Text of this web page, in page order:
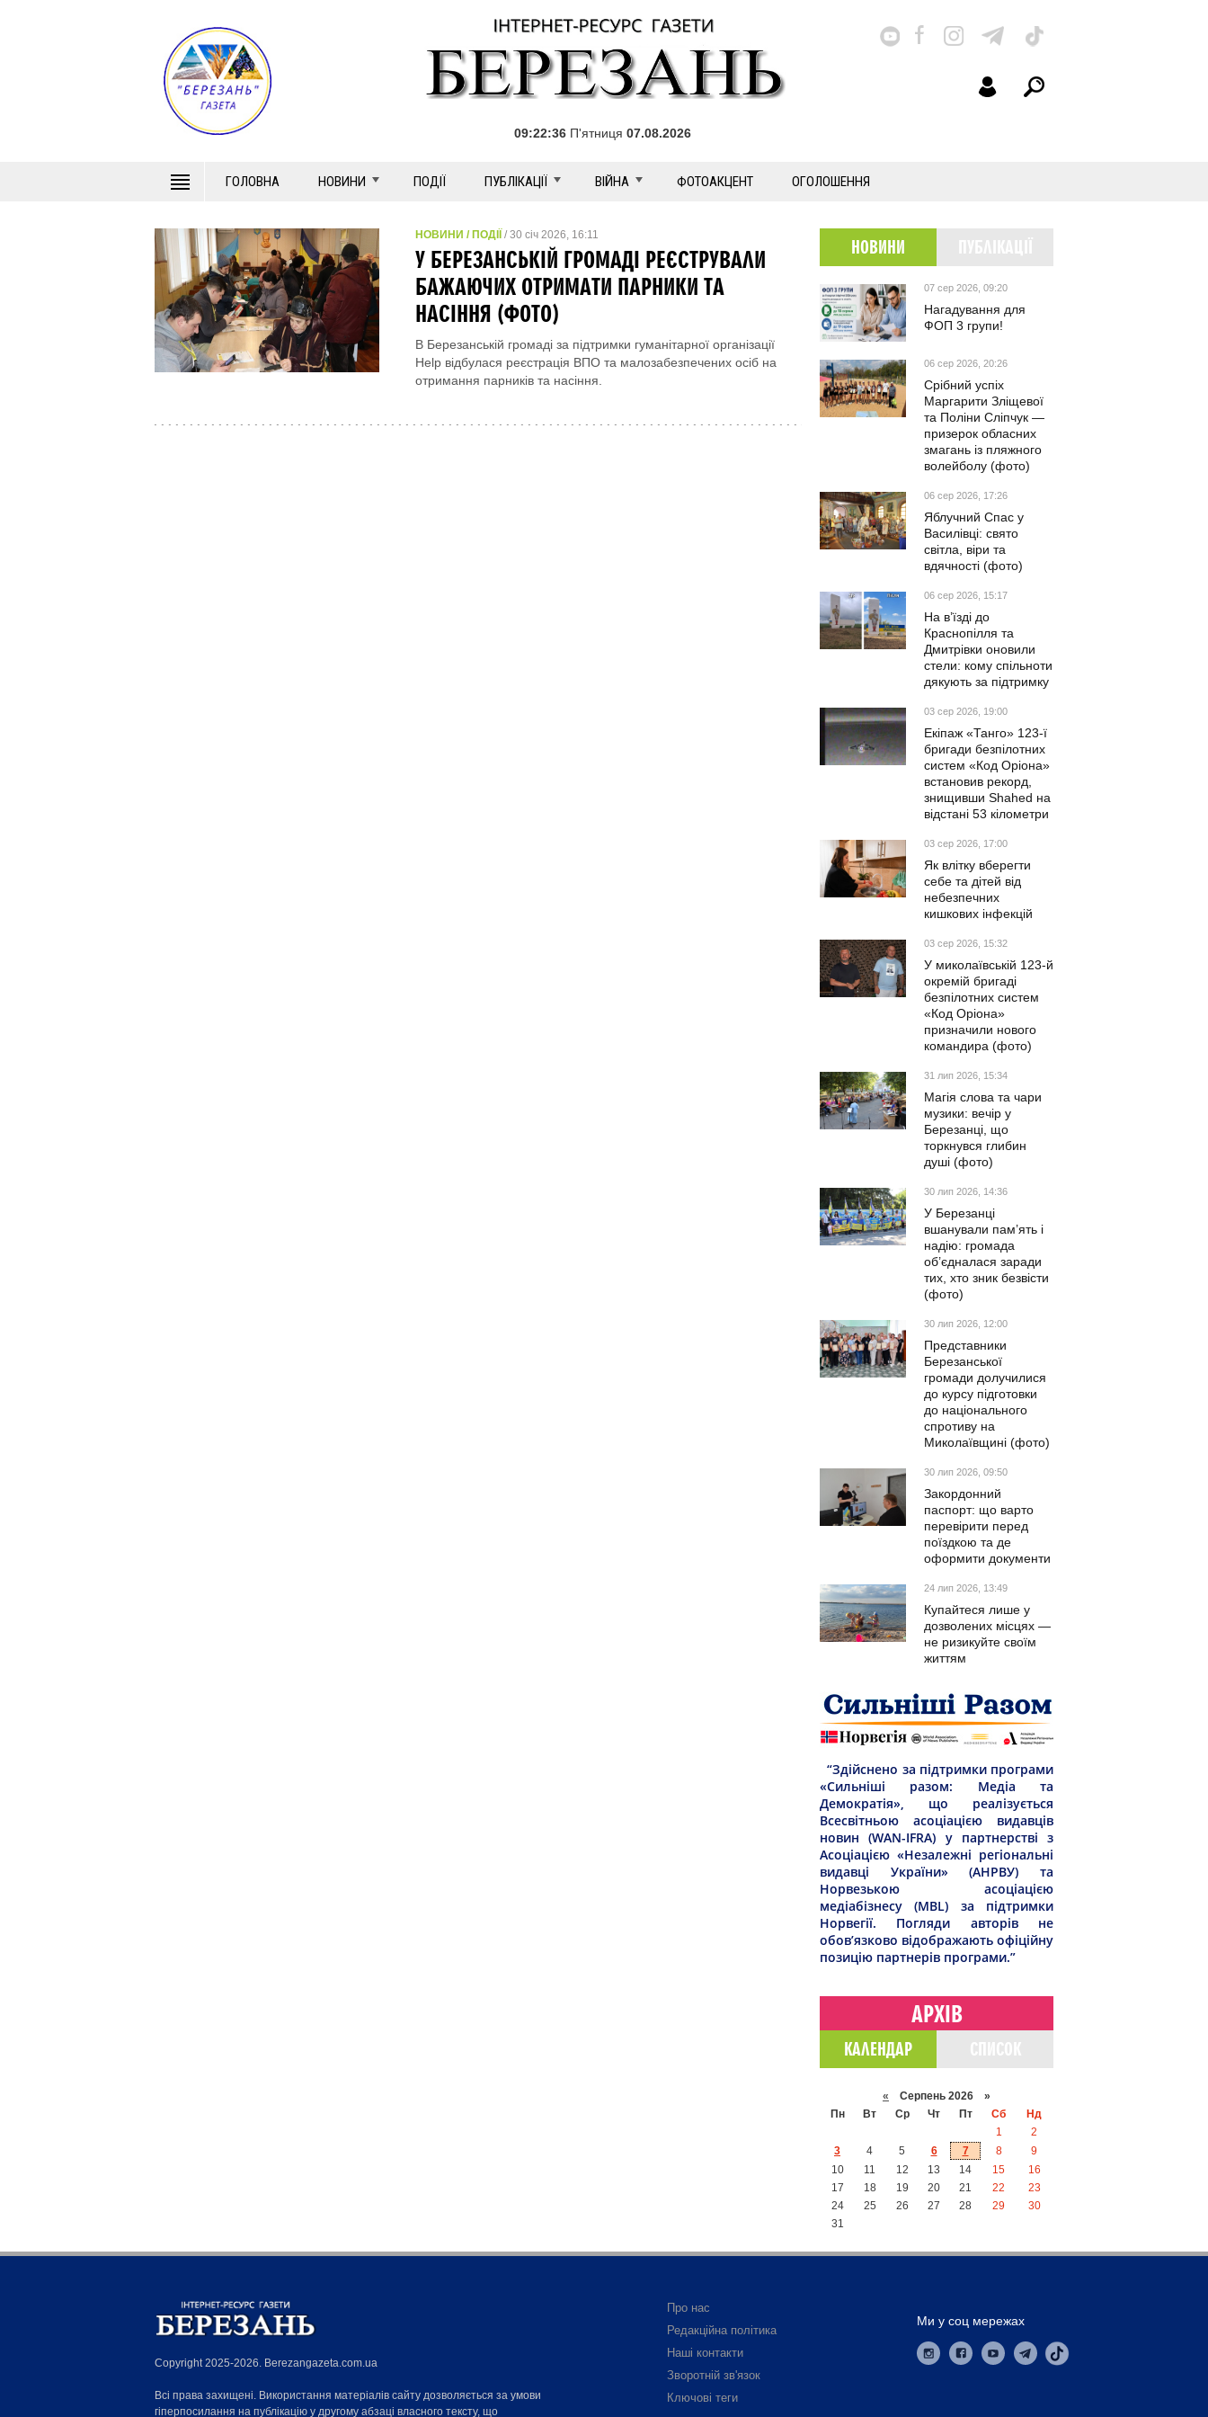
09:22:36 П'ятниця 07.08.2026
ГОЛОВНА НОВИНИ ПОДІЇ ПУБЛІКАЦІЇ ВІЙНА ФОТОАКЦЕНТ ОГОЛОШЕННЯ
НОВИНИ / ПОДІЇ / 30 січ 2026, 16:11
У БЕРЕЗАНСЬКІЙ ГРОМАДІ РЕЄСТРУВАЛИ
БАЖАЮЧИХ ОТРИМАТИ ПАРНИКИ ТА
НАСІННЯ (ФОТО)
В Березанській громаді за підтримки гуманітарної організації
Help відбулася реєстрація ВПО та малозабезпечених осіб на
отримання парників та насіння.
НОВИНИ
07 сер 2026, 09:20
Нагадування для
ФОП 3 групи!
06 сер 2026, 20:26
Срібний успіх
Маргарити Зліщевої
та Поліни Сліпчук —
призерок обласних
змагань із пляжного
волейболу (фото)
06 сер 2026, 17:26
Яблучний Спас у
Василівці: свято
світла, віри та
вдячності (фото)
06 сер 2026, 15:17
На в’їзді до
Краснопілля та
Дмитрівки оновили
стели: кому спільноти
дякують за підтримку
03 сер 2026, 19:00
Екіпаж «Танго» 123-ї
бригади безпілотних
систем «Код Оріона»
встановив рекорд,
знищивши Shahed на
відстані 53 кілометри
03 сер 2026, 17:00
Як влітку вберегти
себе та дітей від
небезпечних
кишкових інфекцій
03 сер 2026, 15:32
У миколаївській 123-й
окремій бригаді
безпілотних систем
«Код Оріона»
призначили нового
командира (фото)
31 лип 2026, 15:34
Магія слова та чари
музики: вечір у
Березанці, що
торкнувся глибин
душі (фото)
30 лип 2026, 14:36
У Березанці
вшанували пам’ять і
надію: громада
об’єдналася заради
тих, хто зник безвісти
(фото)
30 лип 2026, 12:00
Представники
Березанської
громади долучилися
до курсу підготовки
до національного
спротиву на
Миколаївщині (фото)
30 лип 2026, 09:50
Закордонний
паспорт: що варто
перевірити перед
поїздкою та де
оформити документи
24 лип 2026, 13:49
Купайтеся лише у
дозволених місцях —
не ризикуйте своїм
життям
“Здійснено за підтримки програми
«Сильніші разом: Медіа та
Демократія», що реалізується
Всесвітньою асоціацією видавців
новин (WAN-IFRA) у партнерстві з
Асоціацією «Незалежні регіональні
видавці України» (АНРВУ) та
Норвезькою асоціацією
медіабізнесу (MBL) за підтримки
Норвегії. Погляди авторів не
обов’язково відображають офіційну
позицію партнерів програми.”
АРХІВ
КАЛЕНДАР
« Серпень 2026 »
Пн
Вт Ср Чт Пт Сб
Нд
1
2
3
4 5 6 7 8
9
10
11 12 13 14 15
16
17
18 19 20 21 22
23
24
25 26 27 28 29
30
31
Copyright 2025-2026. Berezangazeta.com.ua
Всі права захищені. Використання матеріалів сайту дозволяється за умови
гіперпосилання на публікацію у другому абзаці власного тексту, що
Про нас
Редакційна політика
Наші контакти
Зворотній зв'язок
Ключові теги
Ми у соц мережах